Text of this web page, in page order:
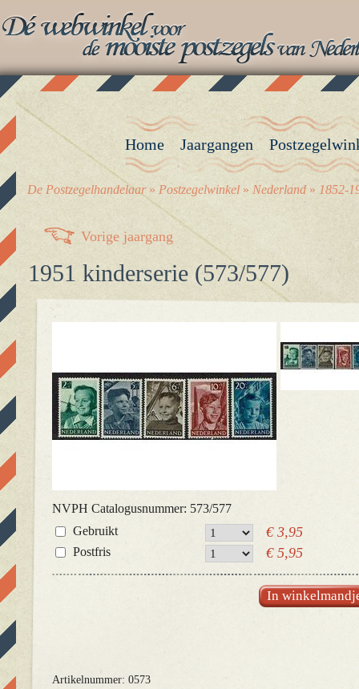
Vorige jaargang
1951 kinderserie (573/577)
NVPH Catalogusnummer: 573/577
Gebruikt
€ 3,95
Postfris € 5,95
Artikelnummer: 0573
In
Home Jaargangen
De Postzegelhandelaar» Postzegelwinkel » Nederland » 1852-